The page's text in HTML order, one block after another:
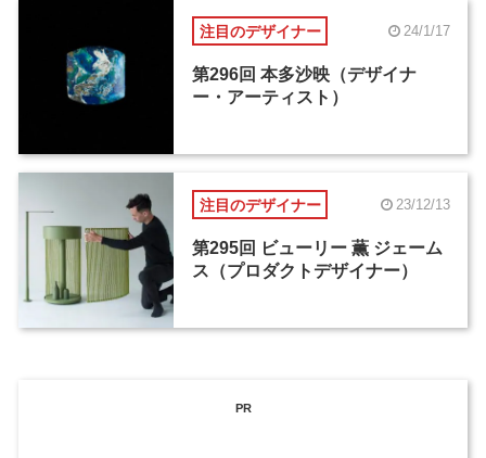
注目のデザイナー 24/1/17
第296回 本多沙映（デザイナ
ー・アーティスト）
注目のデザイナー 23/12/13
第295回 ビューリー 薫 ジェーム
ス（プロダクトデザイナー）
PR